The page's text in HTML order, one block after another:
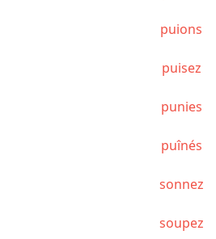
puions
puisez
punies
puînés
sonnez
soupez